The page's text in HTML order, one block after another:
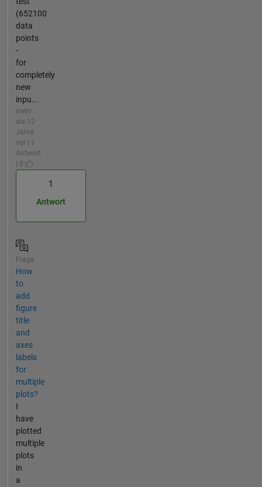
(652100
data
points
-
for
completely
new
inpu...
mehr
als 12
Jahre
vor | 1
Antwort
| 0
1
Antwort
Frage
How
to
add
figure
title
and
axes
labels
for
multiple
plots?
I
have
plotted
multiple
plots
in
a